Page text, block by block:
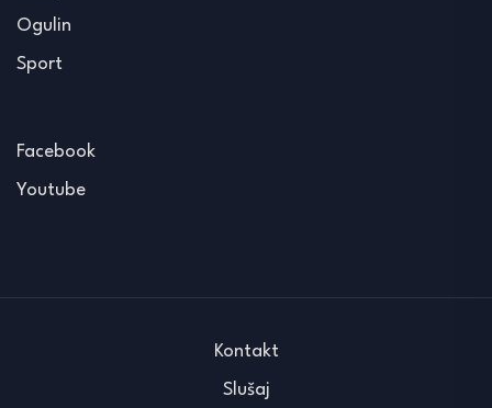
Ogulin
Sport
Facebook
Youtube
Kontakt
Slušaj